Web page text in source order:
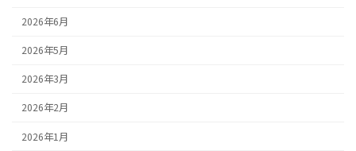
2026年6月
2026年5月
2026年3月
2026年2月
2026年1月